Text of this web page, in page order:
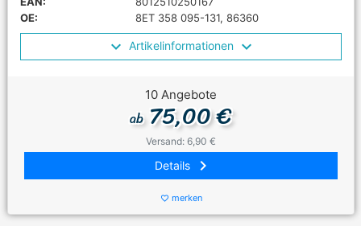
OE:
8ET 358 095-131, 86360
Artikelinformationen
10 Angebote
ab75,00 €
Versand: 6,90 €
Details keyboard_arrow_right
favorite_border merken